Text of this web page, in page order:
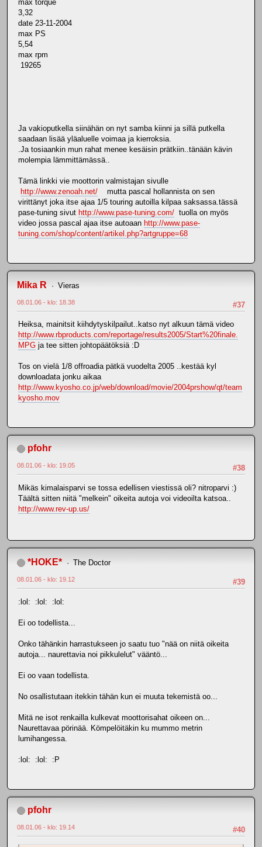
max torque
3,32
date 23-11-2004
max PS
5,54
max rpm
19265
Ja vakioputkella siinähän on nyt samba kiinni ja sillä putkella
saadaan lisää yläaluelle voimaa ja kierroksia.
.Ja tosiaankin mun rahat menee kesäisin prätkiin..tänään kävin
molempia lämmittämässä..
Tämä linkki vie moottorin valmistajan sivulle
http://www.zenoah.net/ mutta pascal hollannista on sen
virittänyt joka itse ajaa 1/5 touring autoilla kilpaa saksassa.tässä
pase-tuning sivut http://www.pase-tuning.com/ tuolla on myös
video jossa pascal ajaa itse autoaan http://www.pase-
tuning.com/shop/content/artikel.php?artgruppe=68
Mika R Vieras
#37
08.01.06 - klo: 18.38
Heiksa, mainitsit kiihdytyskilpailut..katso nyt alkuun tämä video
http://www.rbproducts.com/reportage/results2005/Start%20finale.
MPG ja tee sitten johtopäätöksiä :D
Tos on vielä 1/8 offroadia pätkä vuodelta 2005 ..kestää kyl
downloadata jonku aikaa
http://www.kyosho.co.jp/web/download/movie/2004prshow/qt/team
kyosho.mov
pfohr
#38
08.01.06 - klo: 19.05
Mikäs kimalaisparvi se tossa edellisen viestissä oli? nitroparvi :)
Täältä sitten niitä "melkein" oikeita autoja voi videoilta katsoa..
http://www.rev-up.us/
*HOKE* The Doctor
#39
08.01.06 - klo: 19.12
:lol: :lol: :lol:
Ei oo todellista...
Onko tähänkin harrastukseen jo saatu tuo "nää on niitä oikeita
autoja... naurettavia noi pikkulelut" vääntö...
Ei oo vaan todellista.
No osallistutaan itekkin tähän kun ei muuta tekemistä oo...
Mitä ne isot renkailla kulkevat moottorisahat oikeen on...
Naurettavaa pörinää. Kömpelöitäkin ku mummo metrin
lumihangessa.
:lol: :lol: :P
pfohr
#40
08.01.06 - klo: 19.14